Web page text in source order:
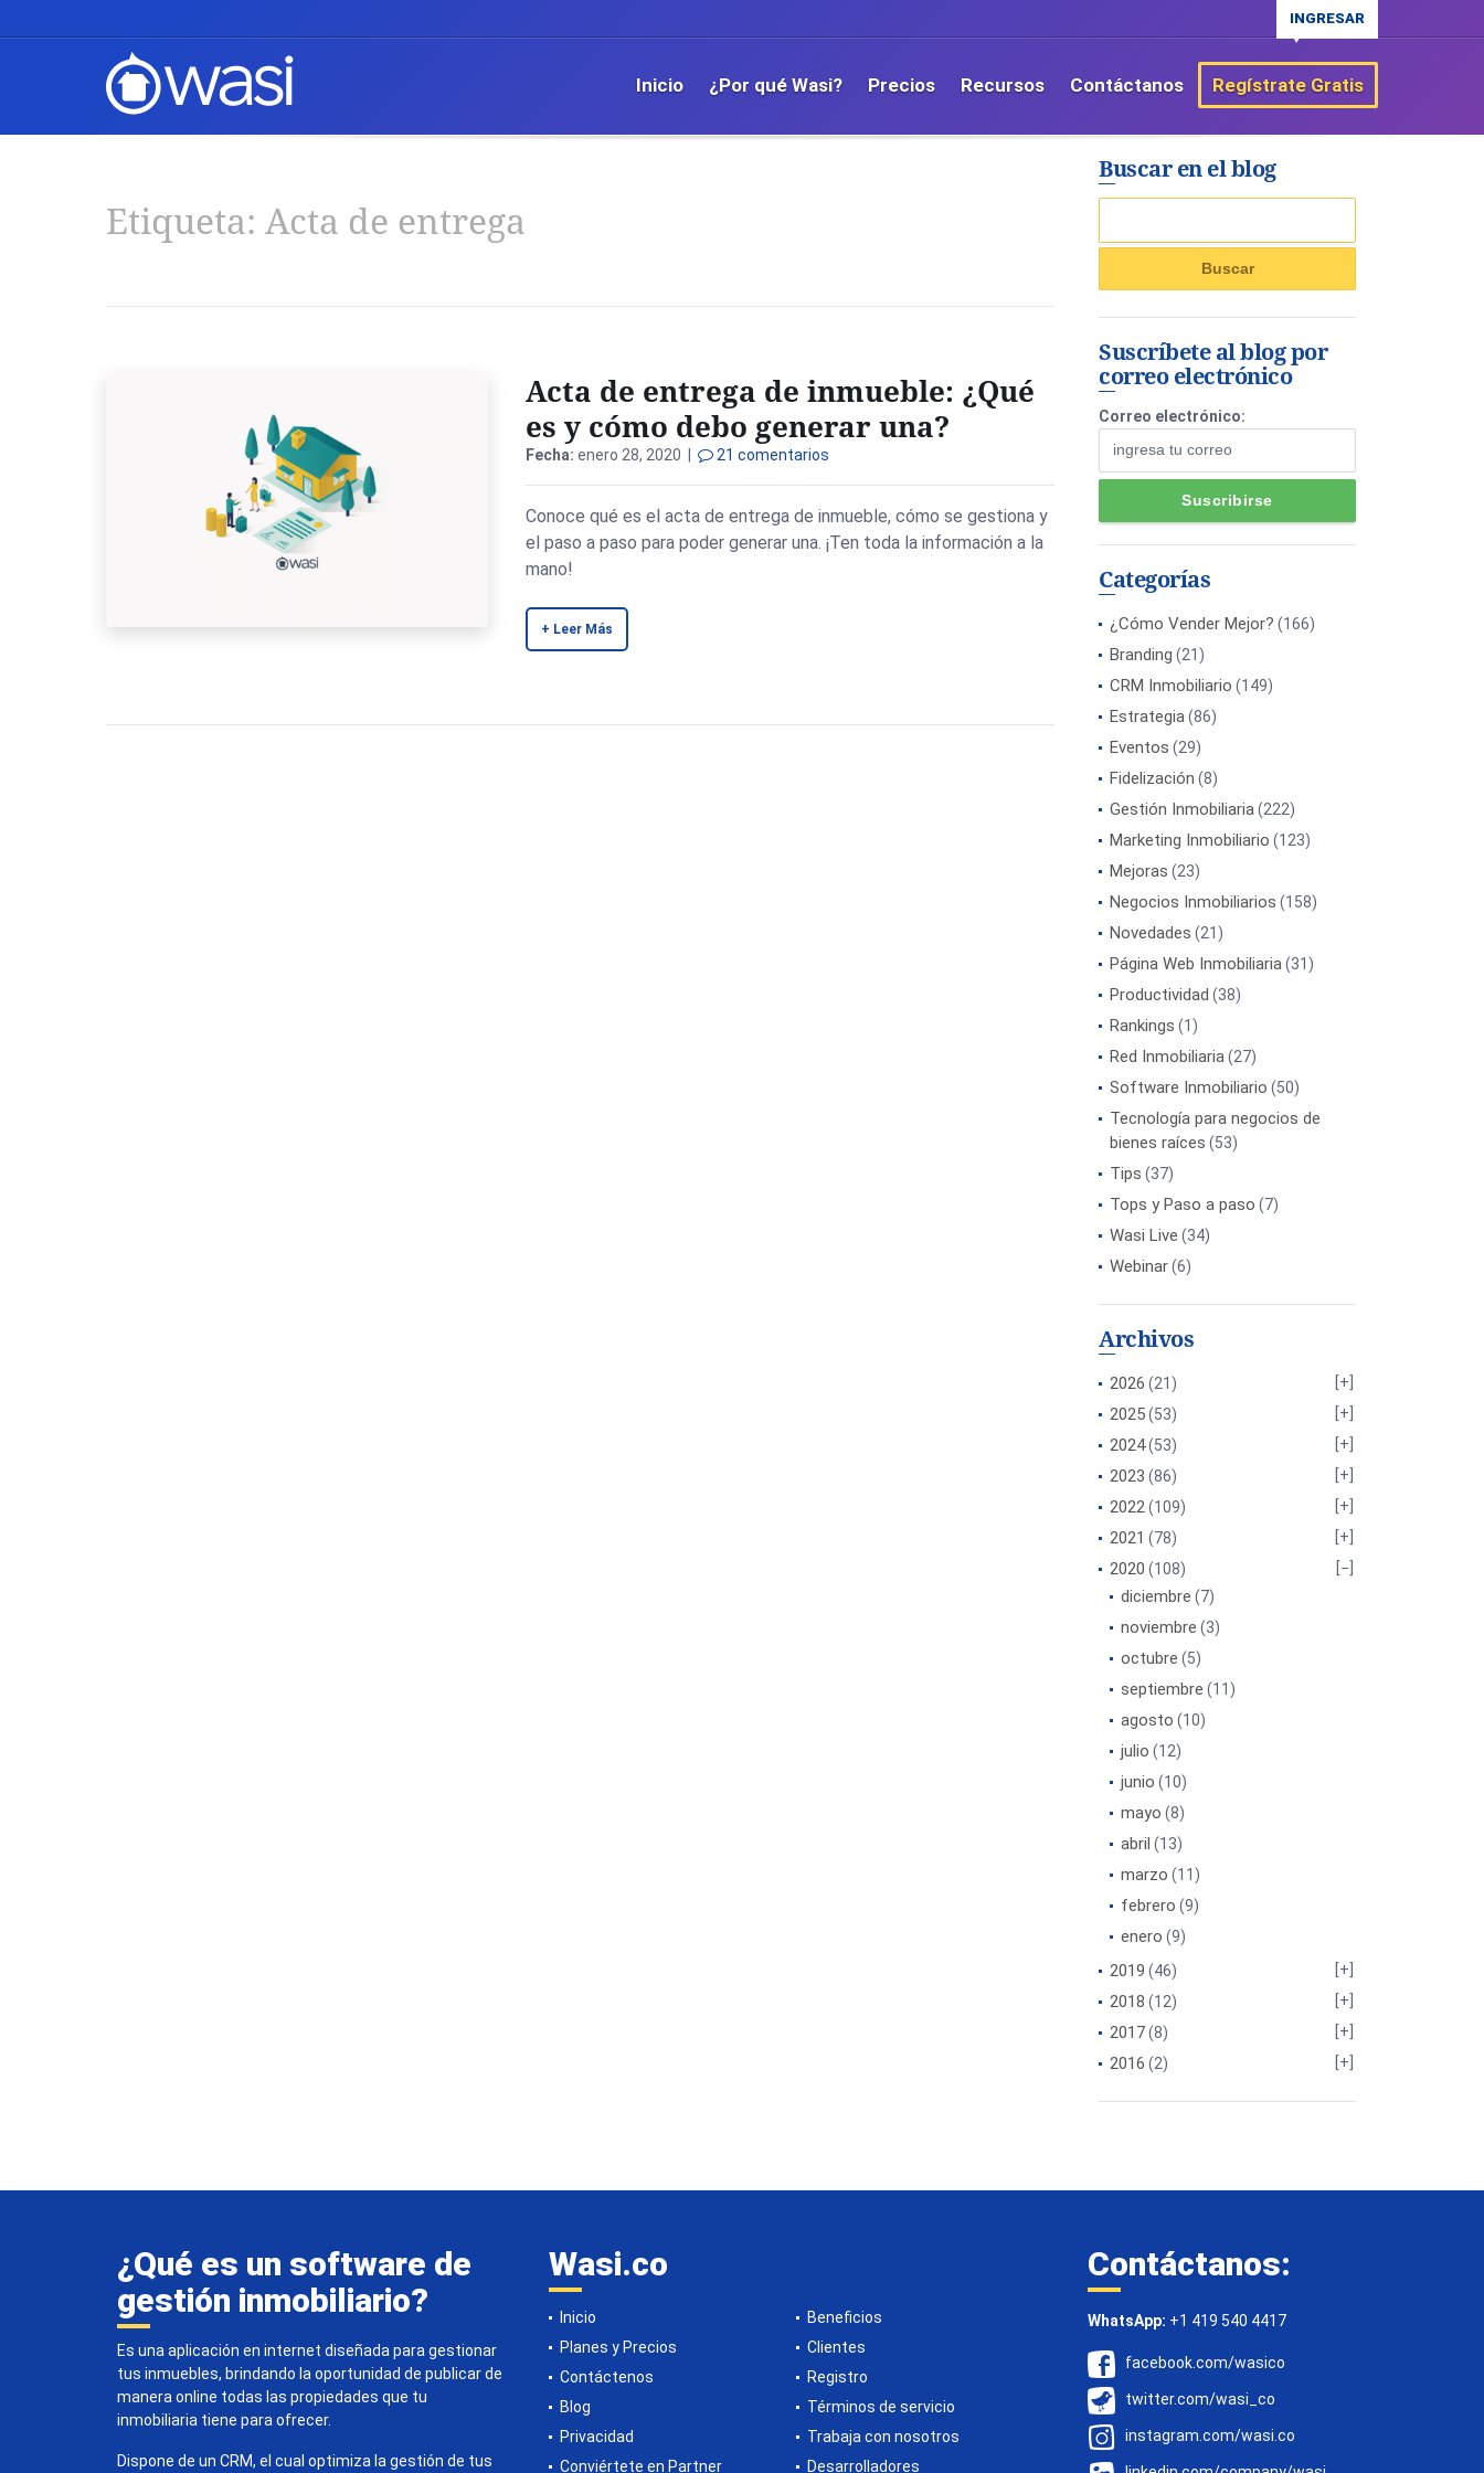
INGRESAR
Inicio ¿Por qué Wasi? Precios Recursos Contáctanos Regístrate Gratis
Etiqueta: Acta de entrega
Acta de entrega de inmueble: ¿Qué
es y cómo debo generar una?
Fecha: enero 28, 2020 | 21 comentarios
Conoce qué es el acta de entrega de inmueble, cómo se gestiona y
el paso a paso para poder generar una. ¡Ten toda la información a la
mano!
+ Leer Más
Buscar en el blog
Suscríbete al blog por
correo electrónico
Correo electrónico:
Categorías
¿Cómo Vender Mejor? (166)
Branding (21)
CRM Inmobiliario (149)
Estrategia(86)
Eventos (29)
Fidelización (8)
Gestión Inmobiliaria(222)
Marketing Inmobiliario (123)
Mejoras (23)
Negocios Inmobiliarios (158)
Novedades (21)
Página Web Inmobiliaria(31)
Productividad (38)
Rankings (1)
Red Inmobiliaria(27)
Software Inmobiliario (50)
Tecnología para negocios de
bienes raíces (53)
Tips (37)
Tops y Paso a paso (7)
Wasi Live (34)
Webinar(6)
Archivos
2026 (21)
2025(53)
2024(53)
2023 (86)
2022(109)
2021 (78)
2020 (108)
diciembre (7)
noviembre (3)
octubre (5)
septiembre (11)
agosto (10)
julio (12)
junio (10)
mayo (8)
abril (13)
marzo (11)
febrero (9)
enero (9)
2019 (46)
2018 (12)
2017(8)
2016 (2)
¿Qué es un software de
gestión inmobiliario?
Es una aplicación en internet diseñada para gestionar
tus inmuebles, brindando la oportunidad de publicar de
manera online todas las propiedades que tu
inmobiliaria tiene para ofrecer.
Dispone de un CRM, el cual optimiza la gestión de tus
Wasi.co
Inicio
Beneficios
Planes y Precios
Clientes
Contáctenos
Registro
Blog
Términos de servicio
Privacidad
Trabaja con nosotros
Conviértete en Partner
Desarrolladores
Contáctanos:
WhatsApp: +1 419 540 4417
facebook.com/wasico
twitter.com/wasi_co
instagram.com/wasi.co